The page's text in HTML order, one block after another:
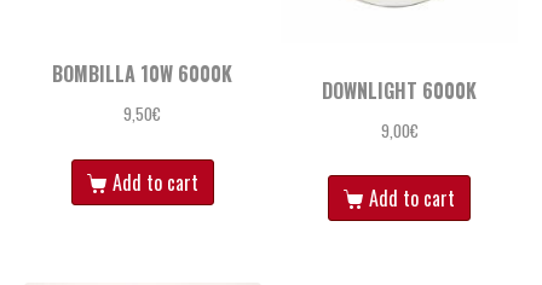
BOMBILLA 10W 6000K
9,50€
Add to cart
DOWNLIGHT 6000K
9,00€
Add to cart